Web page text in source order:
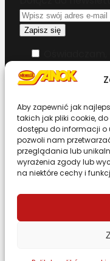
Aby zapewnić jak
takich jak pliki cookie,
dostępu do informacji o
pozwoli nam
przeglądania lub
wyrażenia zgody lub
na niektóre cechy i
warunki
Design &
Przewiń